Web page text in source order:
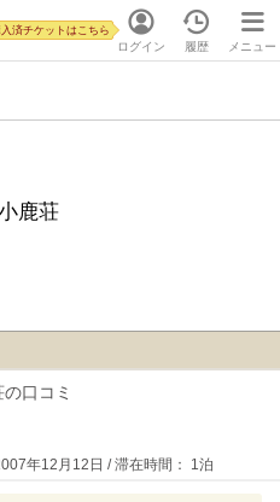
ログイン
済チケットはこちら
履歴 メニュー
鹿荘
口コミ
年12月12日 / 滞在時間： 1泊